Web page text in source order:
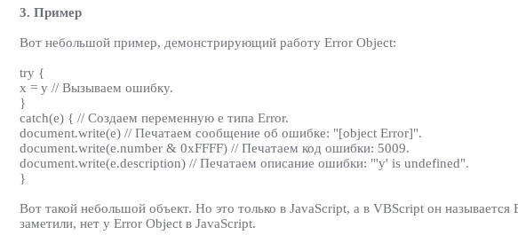
3. Пример
Вот небольшой пример, демонстрирующий работу Error Object:
try {
x = y // Вызываем ошибку.
}
catch(e) { // Создаем переменную e типа Error.
document.write(e) // Печатаем сообщение об ошибке: "[object Error]".
document.write(e.number & 0xFFFF) // Печатаем код ошибки: 5009.
document.write(e.description) // Печатаем описание ошибки: "'y' is undefined".
}
Вот такой небольшой объект. Но это только в JavaScript, а в VBScript он
заметили, нет у Error Object в JavaScript.